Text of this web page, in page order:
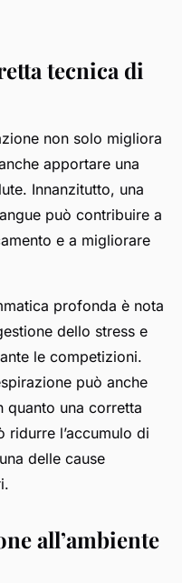
tecnica di
non solo migliora
apportare una
Innanzitutto, una
può contribuire a
e a migliorare
profonda è nota
dello stress e
le competizioni.
può anche
quanto una corretta
ridurre l’accumulo di
delle cause
all’ambiente